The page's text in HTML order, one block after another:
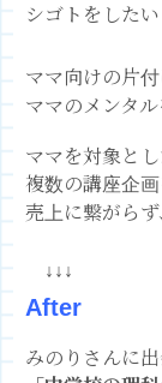
シゴトをした
ママ向けの片
ママのメンタ
ママを対象とし
複数の講座企
売上に繋がらず
↓↓↓
After
みのりさんに